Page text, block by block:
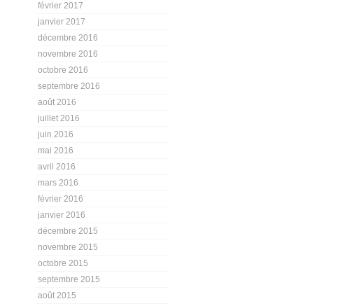
février 2017
janvier 2017
décembre 2016
novembre 2016
octobre 2016
septembre 2016
août 2016
juillet 2016
juin 2016
mai 2016
avril 2016
mars 2016
février 2016
janvier 2016
décembre 2015
novembre 2015
octobre 2015
septembre 2015
août 2015